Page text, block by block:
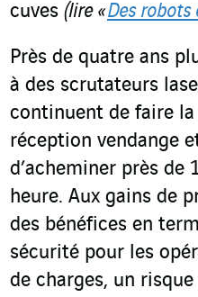
cuves (lire «Des robots
Près de quatre ans
à des scrutateurs
continuent de faire
réception vendange
d’acheminer près de
heure. Aux gains de
des bénéfices en
sécurité pour les
de charges, un